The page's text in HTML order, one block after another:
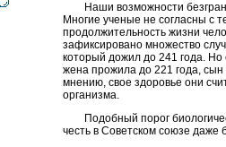
Наши возможности
Многие ученые не согласны с
продолжительность жизни
зафиксировано множество
который дожил до 241 года. Но
жена прожила до 221 года, сын
мнению, свое здоровье они
организма.
Подобный порог
честь в Советском союзе